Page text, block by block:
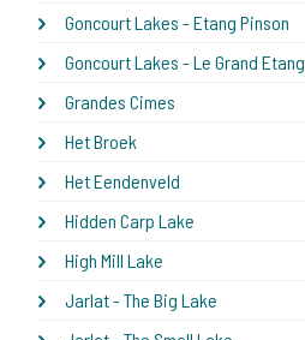
Goncourt Lakes - Etang Pinson
Goncourt Lakes - Le Grand Etang
Grandes Cimes
Het Broek
Het Eendenveld
Hidden Carp Lake
High Mill Lake
Jarlat - The Big Lake